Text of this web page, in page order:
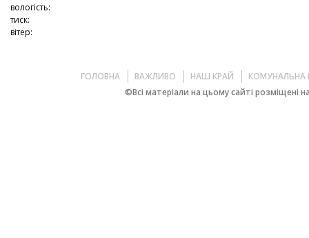
вологість:
тиск:
вітер:
ГОЛОВНА ВАЖЛИВО НАШ КРАЙ
КОМУНАЛЬНА
©Всі матеріали на цьому сайті розміщені